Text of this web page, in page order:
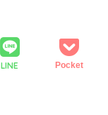
LINE Pocket